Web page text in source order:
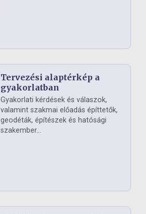
Tervezési alaptérkép a
gyakorlatban
Gyakorlati kérdések és válaszok,
valamint szakmai előadás építtetők,
geodéták, építészek és hatósági
szakember...